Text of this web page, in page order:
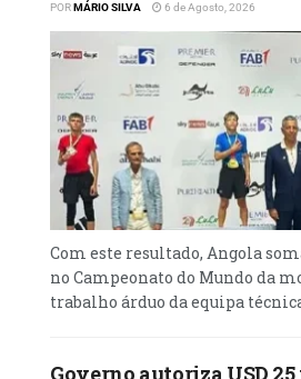
PORMÁRIO SILVA 6 de Agosto, 2026
Com este resultado, Angola
no Campeonato do Mundo da
trabalho árduo da equipa
Governo autoriza USD